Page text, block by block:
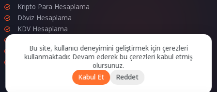
Kripto Para Hesaplama
Döviz Hesaplama
KDV Hesaplama
Zam Hesaplama
Bu site, kullanıcı deneyimini geliştirmek için çerezleri
kullanmaktadır. Devam ederek bu çerezleri kabul etmiş
olursunuz.
Kabul Et
Reddet